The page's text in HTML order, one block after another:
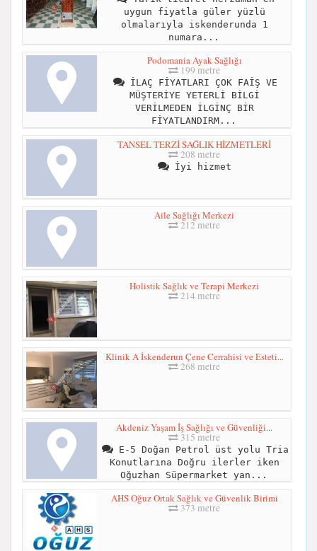
uygun fiyatla güler yüzlü
olmalarıyla iskenderunda 1
numara...
Podomania Ayak Sağlığı
199 metre
İLAÇ FİYATLARI ÇOK FAİŞ VE
MÜŞTERİYE YETERLİ BİLGİ
VERİLMEDEN İLGİNÇ BİR
FİYATLANDIRM...
TANSEL TERZİ SAĞLIK HİZMETLERİ
208 metre
İyi hizmet
Aile Sağlığı Merkezi
212 metre
Holistik Sağlık ve Terapi Merkezi
214 metre
Klinik A İskenderun Çene Cerrahisi ve Esteti...
268 metre
Akdeniz Yaşam İş Sağlığı ve Güvenliği...
315 metre
E-5 Doğan Petrol üst yolu Tria
Konutlarına Doğru ilerler iken
Oğuzhan Süpermarket yan...
AHS Oğuz Ortak Sağlık ve Güvenlik Birimi
373 metre